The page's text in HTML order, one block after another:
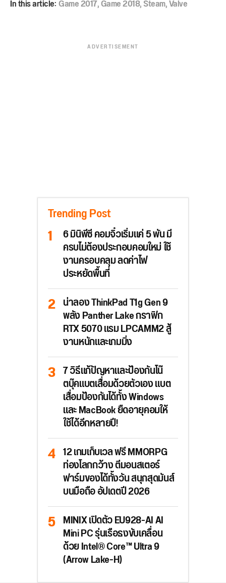
In this article:Game 2017,Game 2018,Steam,Valve
ADVERTISEMENT
Trending Post
6 มินิพีซี คอมจิ๋วเริ่มแค่ 5 พัน มี
ครบไม่ต้องประกอบคอมใหม่ ใช้
งานครอบคลุม ลดค่าไฟ
ประหยัดพื้นที่
น่าลอง ThinkPad T1g Gen 9
พลัง Panther Lake กราฟิก
RTX 5070 แรม LPCAMM2 สู้
งานหนักและเกมมิ่ง
7 วิธีแก้ปัญหาและป้องกันโน๊
ตบุ๊คแบตเสื่อมด้วยตัวเอง แบต
เสื่อมป้องกันได้ทั้ง Windows
และ MacBook ยืดอายุคอมให้
ใช้ได้อีกหลายปี!
12 เกมเก็บเวล ฟรี MMORPG
ท่องโลกกว้าง ตีมอนสเตอร์
ฟาร์มของได้ทั้งวัน สนุกสุดมันส์
บนมือถือ อัปเดตปี 2026
MINIX เปิดตัว EU928-AI AI
Mini PC รุ่นเรือธงขับเคลื่อน
ด้วย Intel® Core™ Ultra 9
(Arrow Lake-H)